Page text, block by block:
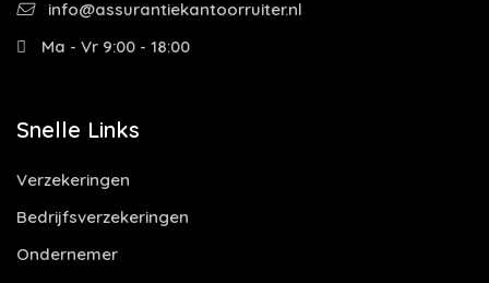
info@assurantiekantoorruiter.nl
Ma - Vr 9:00 - 18:00
Snelle Links
Verzekeringen
Bedrijfsverzekeringen
Ondernemer